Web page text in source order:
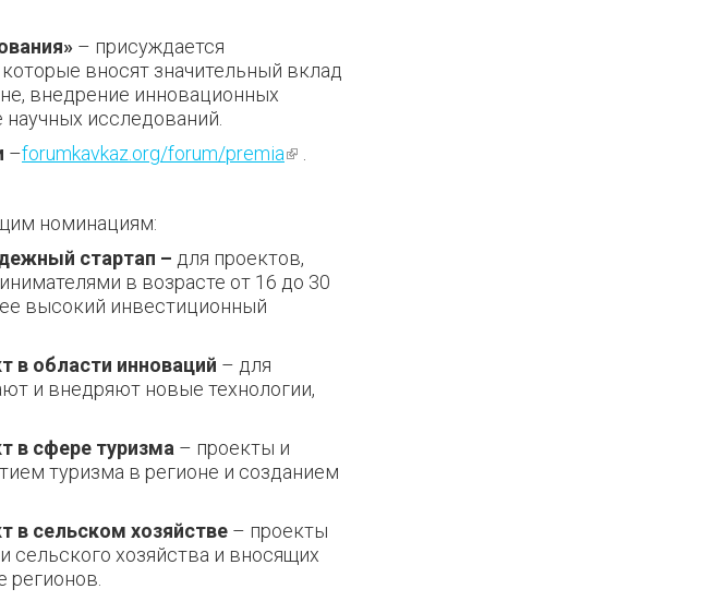
– присуждается
вносят значительный вклад
внедрение инновационных
исследований.
–forumkavkaz.org/forum/premia(внешняя
номинациям:
стартап – для проектов,
в возрасте от 16 до 30
высокий инвестиционный
в области инноваций – для
и внедряют новые технологии,
в сфере туризма – проекты и
туризма в регионе и созданием
в сельском хозяйстве – проекты
сельского хозяйства и вносящих
регионов.